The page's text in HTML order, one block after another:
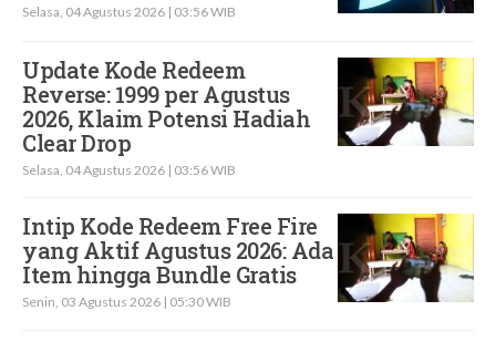
Selasa, 04 Agustus 2026 | 03:56 WIB
Update Kode Redeem
Reverse: 1999 per Agustus
2026, Klaim Potensi Hadiah
Clear Drop
Selasa, 04 Agustus 2026 | 03:56 WIB
Intip Kode Redeem Free Fire
yang Aktif Agustus 2026: Ada
Item hingga Bundle Gratis
Senin, 03 Agustus 2026 | 05:30 WIB